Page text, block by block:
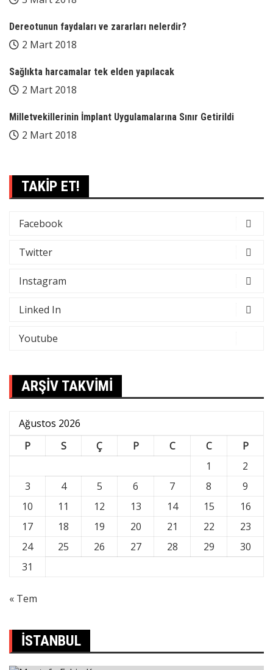
Dereotunun faydaları ve zararları nelerdir?
2 Mart 2018
Sağlıkta harcamalar tek elden yapılacak
2 Mart 2018
Milletvekillerinin İmplant Uygulamalarına Sınır Getirildi
2 Mart 2018
TAKİP ET!
Facebook
Twitter
Instagram
Linked In
Youtube
ARŞİV TAKVİMİ
Ağustos 2026
P
S Ç P C C
P
1
2
3
4 5 6 7 8
9
10
11 12 13 14 15
16
17
18 19 20 21 22
23
24
25 26 27 28 29
30
31
« Tem
İSTANBUL